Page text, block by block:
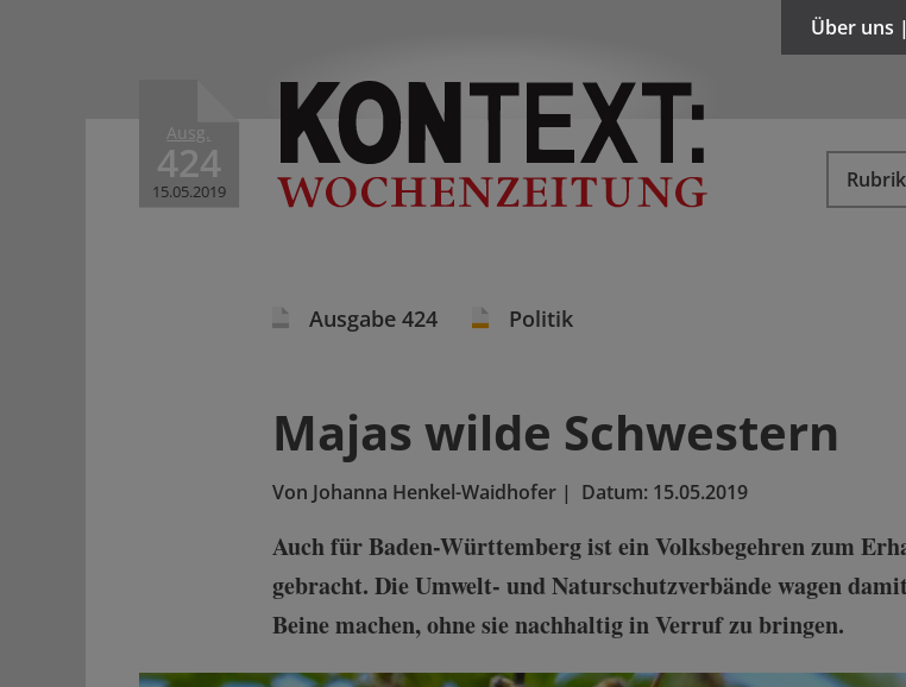
Ausg.
424
15.05.2019
Über uns
Ausgabe 424 Politik
Majas wilde Schwestern
Von Johanna Henkel-Waidhofer | Datum: 15.05.2019
Auch für Baden-Württemberg ist ein Volksbegehren zum
gebracht. Die Umwelt- und Naturschutzverbände wagen
Beine machen, ohne sie nachhaltig in Verruf zu bringen.